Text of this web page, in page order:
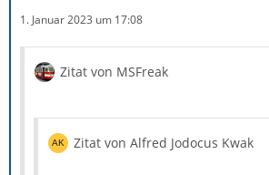
1. Januar 2023 um 17:08
Zitat von MSFreak
Zitat von Alfred Jodocus Kwak